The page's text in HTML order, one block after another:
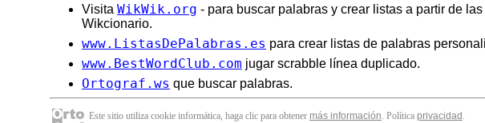
Visita WikWik.org - para buscar palabras y crear listas a partir de
Wikcionario.
www.ListasDePalabras.es para crear listas de palabras
www.BestWordClub.com jugar scrabble línea duplicado.
Ortograf.ws que buscar palabras.
Este sitio utiliza cookie informática, haga clic para obtener más información. Política privacidad .